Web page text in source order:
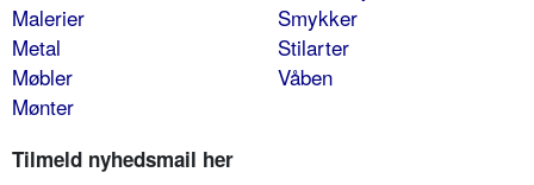
Malerier
Metal
Møbler
Mønter
Smykker
Stilarter
Våben
Tilmeld nyhedsmail her